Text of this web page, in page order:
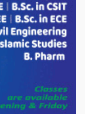
৫’শতাধিক
বিতরণ
ইয়ুথ
গুলিতে বিএনপি